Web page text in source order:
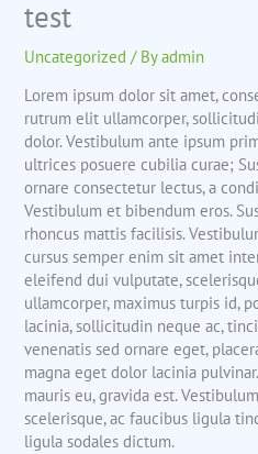
test
Uncategorized / Byadmin
Lorem ipsum dolor sit amet,
rutrum elit ullamcorper,
dolor. Vestibulum ante ipsum
ultrices posuere cubilia curae;
ornare consectetur lectus, a
Vestibulum et bibendum eros.
rhoncus mattis facilisis.
cursus semper enim sit amet
eleifend dui vulputate,
ullamcorper, maximus turpis id,
lacinia, sollicitudin neque ac,
venenatis sed ornare eget,
magna eget dolor lacinia
mauris eu, gravida est.
scelerisque, ac faucibus ligula
ligula sodales dictum.